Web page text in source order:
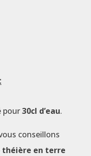
pour30cl d’eau.
conseillons
théière en terre